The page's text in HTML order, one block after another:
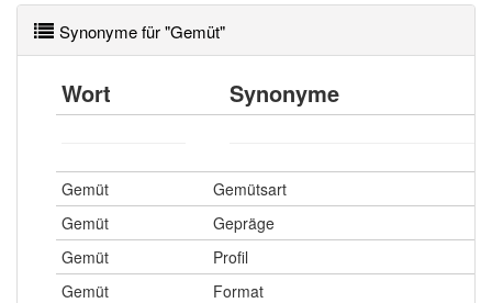
Synonyme für "Gemüt"
Wort Synonyme
Gemüt
Gemütsart
Gemüt
Gepräge
Gemüt
Profil
Gemüt
Format